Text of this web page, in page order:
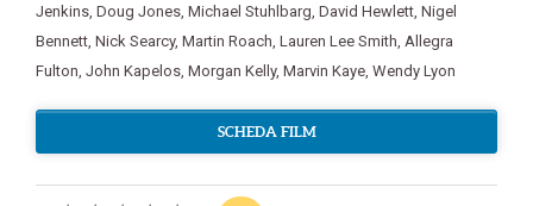
Jenkins Doug Jones Michael Stuhlbarg David Hewlett Nigel
Bennett Nick Searcy, Martin Roach Lauren Lee Smith Allegra
Fulton John Kapelos Morgan Kelly, Marvin Kaye Wendy Lyon
SCHEDA FILM